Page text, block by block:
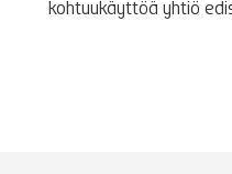
kohtuukäyttöä yhtiö